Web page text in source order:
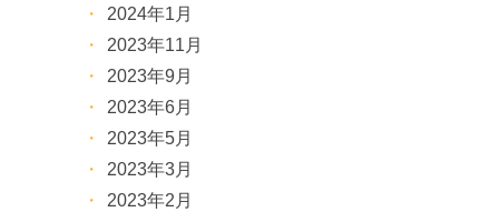
2024年1月
2023年11月
2023年9月
2023年6月
2023年5月
2023年3月
2023年2月